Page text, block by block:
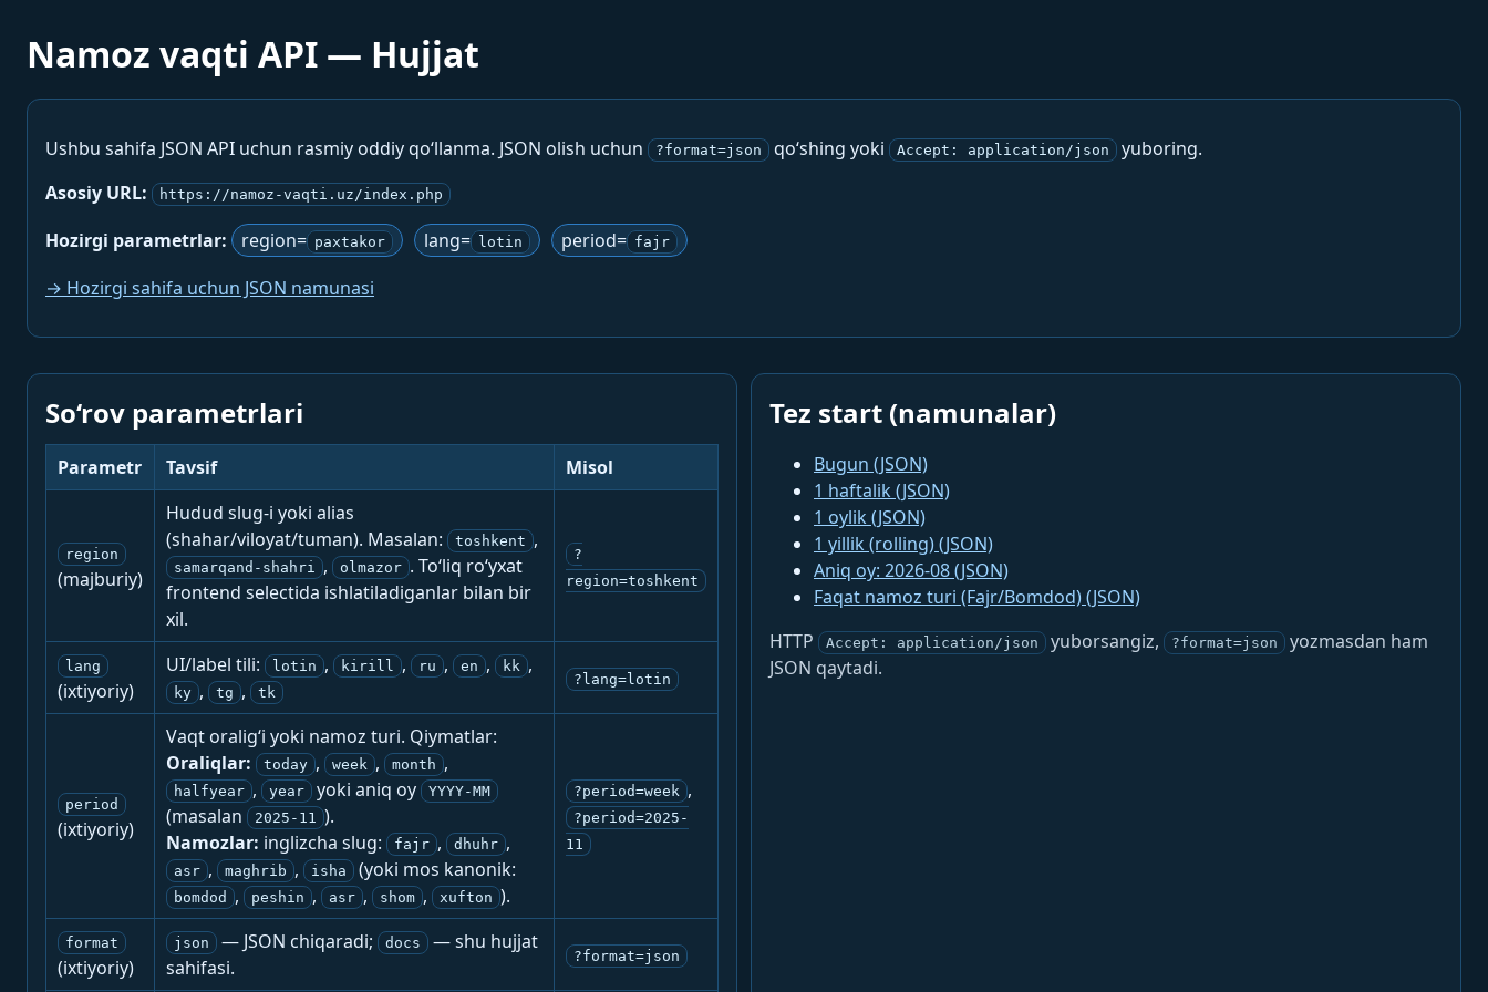
Namoz vaqti API — Hujjat
Ushbu sahifa JSON API uchun rasmiy oddiy qo‘llanma. JSON olish uchun ?format=json qo‘shing yoki Accept: application/json
yuboring.
Asosiy URL:
https://namoz-vaqti.uz/index.php
Hozirgi parametrlar: region= paxtakor lang= lotin period= fajr
→ Hozirgi sahifa uchun JSON namunasi
So‘rov parametrlari
Parametr Tavsif Misol
region
(majburiy)
Hudud slug-i yoki alias
(shahar/viloyat/tuman). Masalan:
toshkent ,
samarqand-shahri , olmazor . To‘liq ro‘yxat
frontend selectida ishlatiladiganlar bilan bir
xil.
?
region=toshkent
lang
(ixtiyoriy)
UI/label tili: lotin , kirill , ru , en , kk ,
ky , tg , tk
?lang=lotin
period
(ixtiyoriy)
Vaqt oralig‘i yoki namoz turi. Qiymatlar:
Oraliqlar:
today , week , month ,
halfyear , year yoki aniq oy YYYY-MM
(masalan 2025-11 ).
Namozlar: inglizcha slug: fajr , dhuhr ,
asr , maghrib , isha (yoki mos kanonik:
bomdod , peshin , asr , shom , xufton ).
?period=week ,
?period=2025-
11
format
(ixtiyoriy)
json — JSON chiqaradi; docs
— shu hujjat
sahifasi.
?format=json
Tez start (namunalar)
Bugun (JSON)
1 haftalik (JSON)
1 oylik (JSON)
1 yillik (rolling) (JSON)
Aniq oy: 2026-08 (JSON)
Faqat namoz turi (Fajr/Bomdod) (JSON)
HTTP
Accept: application/json yuborsangiz, ?format=json
yozmasdan ham
JSON qaytadi.